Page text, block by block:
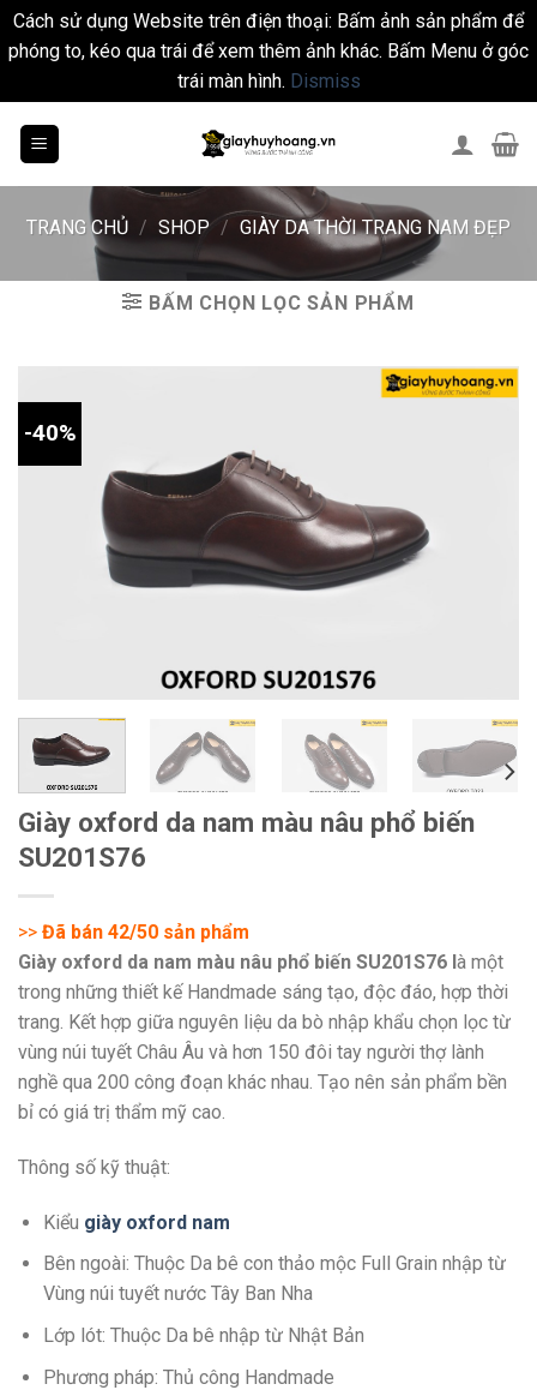
Cách sử dụng Website trên điện thoại: Bấm ảnh sản phẩm để
phóng to, kéo qua trái để xem thêm ảnh khác. Bấm Menu ở góc
trái màn hình. Dismiss
TRANG CHỦ / SHOP / GIÀY DA THỜI TRANG NAM ĐẸP
BẤM CHỌN LỌC SẢN PHẨM
-40%
Giày oxford da nam màu nâu phổ biến
SU201S76
>> Đã bán 42/50 sản phẩm
Giày oxford da nam màu nâu phổ biến SU201S76 l à một
trong những thiết kế Handmade sáng tạo, độc đáo, hợp thời
trang. Kết hợp giữa nguyên liệu da bò nhập khẩu chọn lọc từ
vùng núi tuyết Châu Âu và hơn 150 đôi tay người thợ lành
nghề qua 200 công đoạn khác nhau. Tạo nên sản phẩm bền
bỉ có giá trị thẩm mỹ cao.
Thông số kỹ thuật:
Kiểu giày oxford nam
Bên ngoài: Thuộc Da bê con thảo mộc Full Grain nhập từ
Vùng núi tuyết nước Tây Ban Nha
Lớp lót: Thuộc Da bê nhập từ Nhật Bản
Phương pháp: Thủ công Handmade